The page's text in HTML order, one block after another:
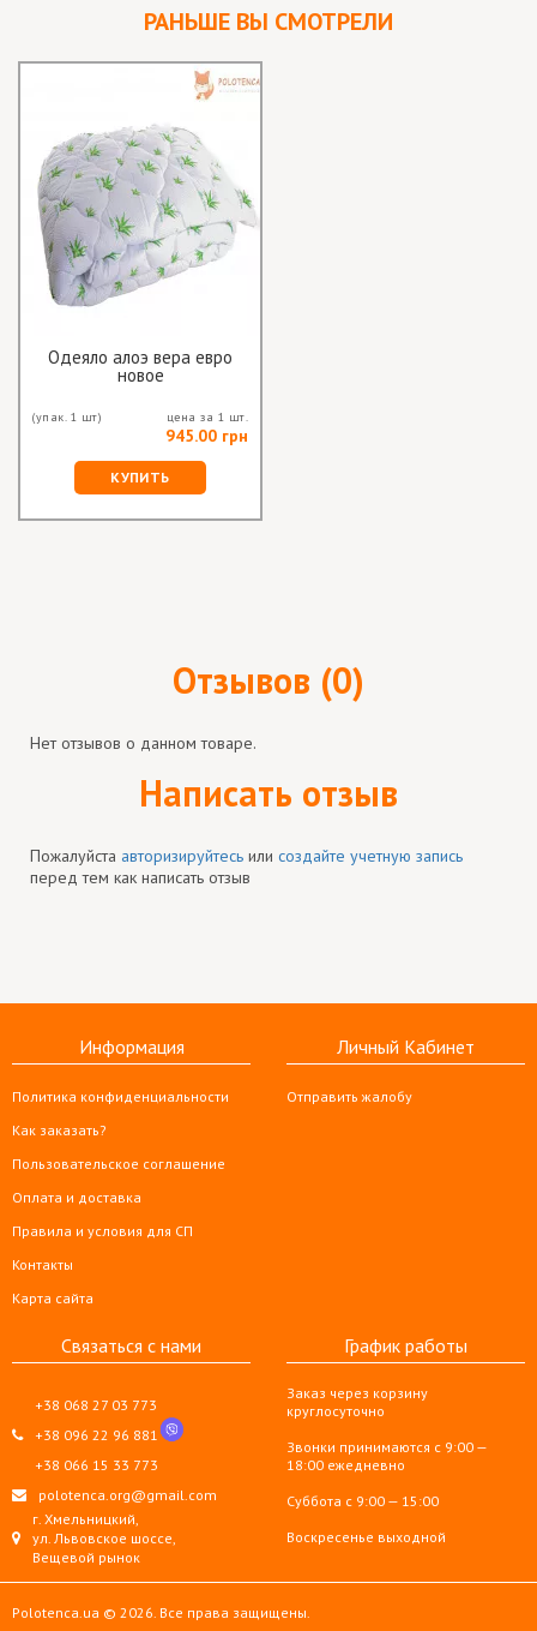
РАНЬШЕ ВЫ СМОТРЕЛИ
Одеяло алоэ вера евро
новое
(упак. 1 шт) цена за 1 шт.
945.00 грн
КУПИТЬ
Отзывов (0)
Нет отзывов о данном товаре.
Написать отзыв
Пожалуйста авторизируйтесь или создайте учетную запись
перед тем как написать отзыв
Информация
Политика конфиденциальности
Как заказать?
Пользовательское соглашение
Оплата и доставка
Правила и условия для СП
Контакты
Карта сайта
Личный Кабинет
Отправить жалобу
Связаться с нами
+38 068 27 03 773
+38 096 22 96 881
+38 066 15 33 773
polotenca.org@gmail.com
г. Хмельницкий,
ул. Львовское шоссе,
Вещевой рынок
График работы
Заказ через корзину
круглосуточно
Звонки принимаются с 9:00 —
18:00 ежедневно
Суббота с 9:00 — 15:00
Воскресенье выходной
Polotenca.ua © 2026. Все права защищены.